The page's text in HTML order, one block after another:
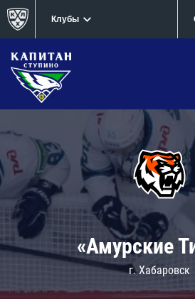
Клубы
«Амурские
г. Хабаровск